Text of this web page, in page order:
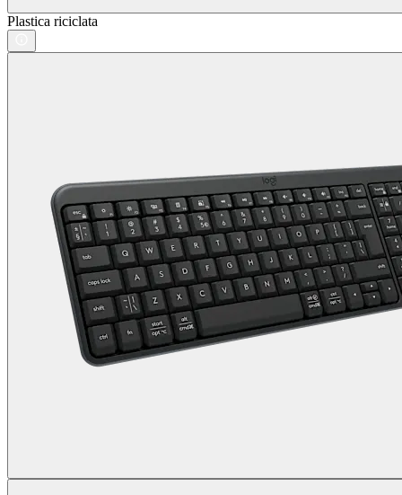
Plastica riciclata